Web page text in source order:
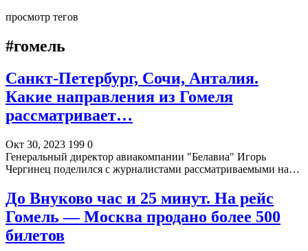
просмотр тегов
#гомель
Санкт-Петербург, Сочи, Анталия.
Какие направления из Гомеля
рассматривает…
Окт 30, 2023 199 0
Генеральный директор авиакомпании "Белавиа" Игорь
Чергинец поделился с журналистами рассматриваемыми на…
До Внуково час и 25 минут. На рейс
Гомель — Москва продано более 500
билетов